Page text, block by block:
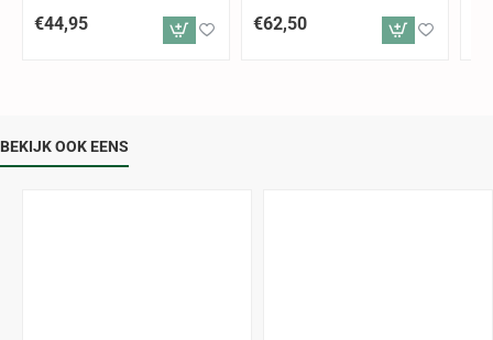
€44,95 €62,50
BEKIJK OOK EENS